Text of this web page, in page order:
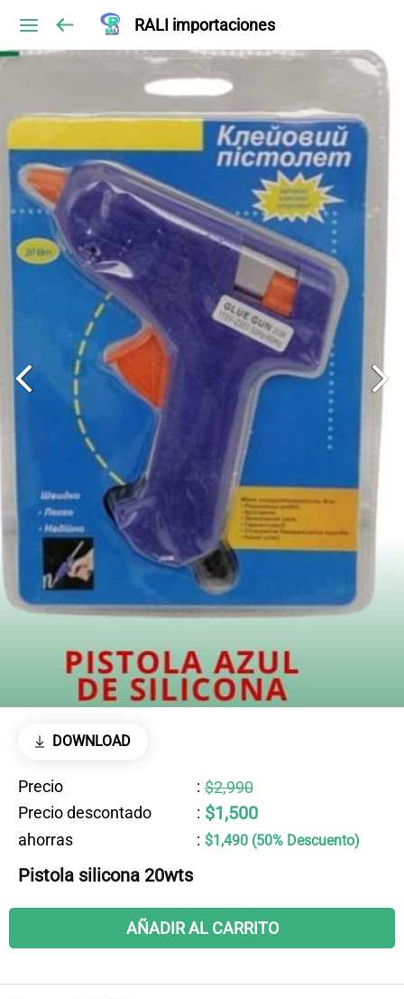
RALI importaciones
DOWNLOAD
Precio : $2,990
Precio descontado
: $1,500
ahorras : $1,490 (50% Descuento)
Pistola silicona 20wts
AÑADIR AL CARRITO